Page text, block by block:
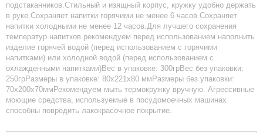
подстаканников.Стильный и изящный корпус, кружку удобно держать
в руке.Сохраняет напитки горячими не менее 6 часов.Сохраняет
напитки холодными не менее 12 часов.Для лучшего сохранения
температур напитков рекомендуем перед использованием наполнить
изделие горячей водой (перед использованием с горячими
напитками) или холодной водой (перед использованием с
охлажденными напитками)Вес в упаковке: 300грВес без упаковки:
250грРазмеры в упаковке: 80х221х80 ммРазмеры без упаковки:
70х200х70ммРекомендуем мыть термокружку вручную. Агрессивные
моющие средства, используемые в посудомоечных машинах
способны повредить лакокрасочное покрытие.